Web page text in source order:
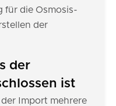
für die Osmosis-
der
der
ist
Import mehrere